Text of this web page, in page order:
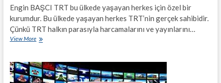
Engin BAŞCI TRT bu ülkede yaşayan herkes için özel bir
kurumdur. Bu ülkede yaşayan herkes TRT’nin gerçek sahibidir.
Çünkü TRT halkın parasıyla harcamalarını ve yayınlarını…
View MoreTRT
parti
televizyonuna